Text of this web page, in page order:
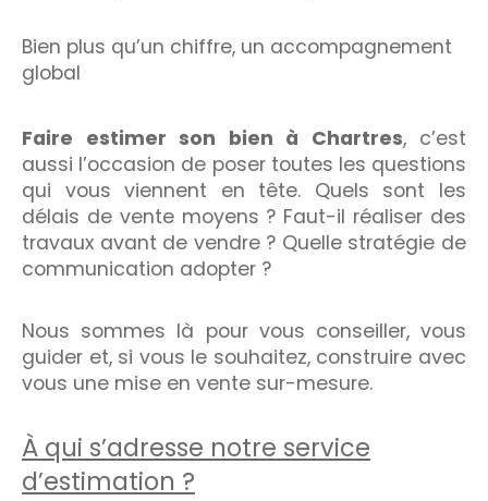
Bien plus qu’un chiffre, un accompagnement
global
Faire estimer son bien à Chartres, c’est
aussi l’occasion de poser toutes les questions
qui vous viennent en tête. Quels sont les
délais de vente moyens ? Faut-il réaliser des
travaux avant de vendre ? Quelle stratégie de
communication adopter ?
Nous sommes là pour vous conseiller, vous
guider et, si vous le souhaitez, construire avec
vous une mise en vente sur-mesure.
À qui s’adresse notre service
d’estimation ?